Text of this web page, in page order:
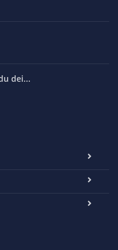
dei...